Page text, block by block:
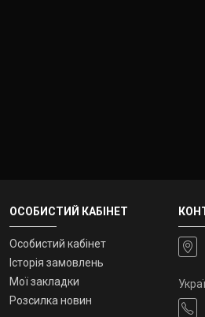
ОСОБИСТИЙ КАБІНЕТ
Особистий кабінет
Історія замовлень
Мої закладки
Розсилка новин